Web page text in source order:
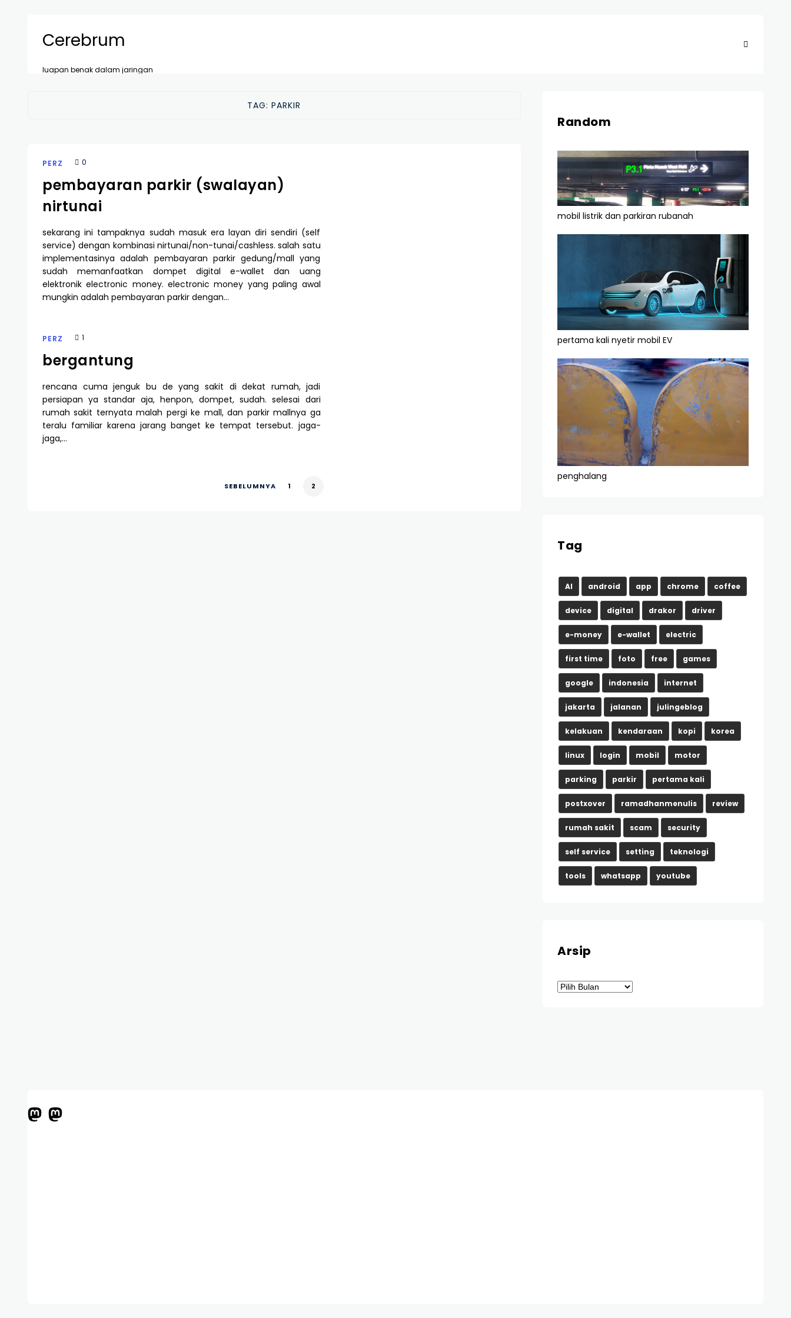
Cerebrum
luapan benak dalam jaringan
TAG:PARKIR
PERZ 0
pembayaran parkir (swalayan)
nirtunai
sekarang ini tampaknya sudah masuk era layan diri sendiri (self
service) dengan kombinasi nirtunai/non-tunai/cashless. salah satu
implementasinya adalah pembayaran parkir gedung/mall yang
sudah memanfaatkan dompet digital e-wallet dan uang
elektronik electronic money. electronic money yang paling awal
mungkin adalah pembayaran parkir dengan…
PERZ 1
bergantung
rencana cuma jenguk bu de yang sakit di dekat rumah, jadi
persiapan ya standar aja, henpon, dompet, sudah. selesai dari
rumah sakit ternyata malah pergi ke mall, dan parkir mallnya ga
teralu familiar karena jarang banget ke tempat tersebut. jaga-
jaga,…
SEBELUMNYA 1 2
Random
mobil listrik dan parkiran rubanah
pertama kali nyetir mobil EV
penghalang
Tag
AI android app chrome coffee
device digital drakor driver
e-money e-wallet electric
first time foto free games
google indonesia internet
jakarta jalanan julingeblog
kelakuan kendaraan kopi korea
linux login mobil motor
parking parkir pertama kali
postxover ramadhanmenulis review
rumah sakit scam security
self service setting teknologi
tools whatsapp youtube
Arsip
Arsip